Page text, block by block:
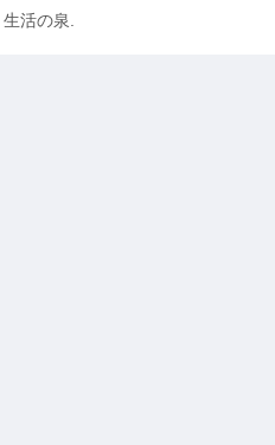
活の泉.